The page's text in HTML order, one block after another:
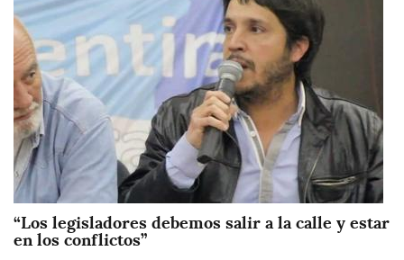
“Los legisladores debemos salir a la calle y estar
en los conflictos”